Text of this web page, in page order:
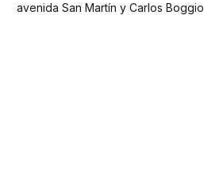
avenida San Martín y Carlos Boggio